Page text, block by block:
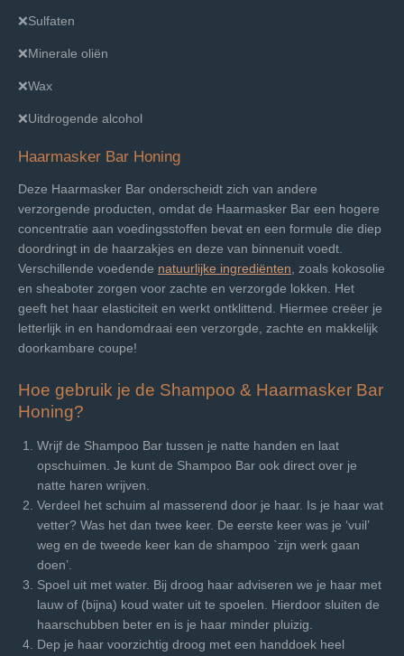
❌Sulfaten
❌Minerale oliën
❌Wax
❌Uitdrogende alcohol
Haarmasker Bar Honing
Deze Haarmasker Bar onderscheidt zich van andere
verzorgende producten, omdat de Haarmasker Bar een hogere
concentratie aan voedingsstoffen bevat en een formule die diep
doordringt in de haarzakjes en deze van binnenuit voedt.
Verschillende voedende natuurlijke ingrediënten , zoals kokosolie
en sheaboter zorgen voor zachte en verzorgde lokken. Het
geeft het haar elasticiteit en werkt ontklittend. Hiermee creëer je
letterlijk in en handomdraai een verzorgde, zachte en makkelijk
doorkambare coupe!
Hoe gebruik je de Shampoo & Haarmasker Bar
Honing?
Wrijf de Shampoo Bar tussen je natte handen en laat
opschuimen. Je kunt de Shampoo Bar ook direct over je
natte haren wrijven.
Verdeel het schuim al masserend door je haar. Is je haar wat
vetter? Was het dan twee keer. De eerste keer was je ‘vuil’
weg en de tweede keer kan de shampoo `zijn werk gaan
doen’.
Spoel uit met water. Bij droog haar adviseren we je haar met
lauw of (bijna) koud water uit te spoelen. Hierdoor sluiten de
haarschubben beter en is je haar minder pluizig.
Dep je haar voorzichtig droog met een handdoek heel